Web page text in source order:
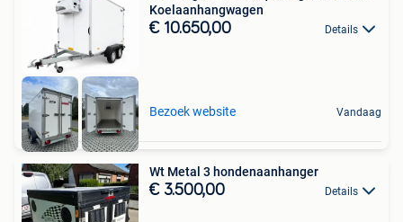
Koelaanhangwagen
€ 10.650,00 Details
Bezoek website Vandaag
Wt Metal 3 hondenaanhanger
€ 3.500,00 Details